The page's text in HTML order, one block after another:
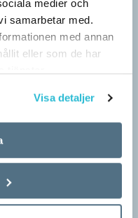
medier och
samarbetar med.
med annan
eller som de har
Visa detaljer
#626)
från Wikipedia. Men vilka